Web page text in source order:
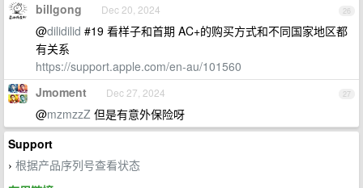
26
billgong Dec 20, 2024
@dilidilid #19 看样子和首期 AC+的购买方式和不同国家地区都
有关系
https://support.apple.com/en-au/101560
27
Jmoment Dec 27, 2024
@mzmzzZ 但是有意外保险呀
Support
› 根据产品序列号查看状态